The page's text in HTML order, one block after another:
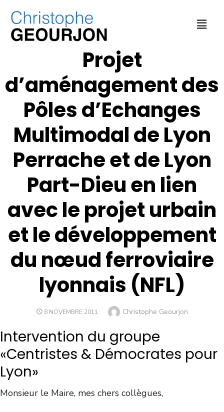
DÉPLACEMENTS, URBANISME
Projet
d’aménagement des
Pôles d’Echanges
Multimodal de Lyon
Perrache et de Lyon
Part-Dieu en lien
avec le projet urbain
et le développement
du nœud ferroviaire
lyonnais (NFL)
8 NOVEMBRE 2011 Christophe Geourjon
Intervention du groupe
«Centristes & Démocrates pour
Lyon»
Monsieur le Maire, mes chers collègues,